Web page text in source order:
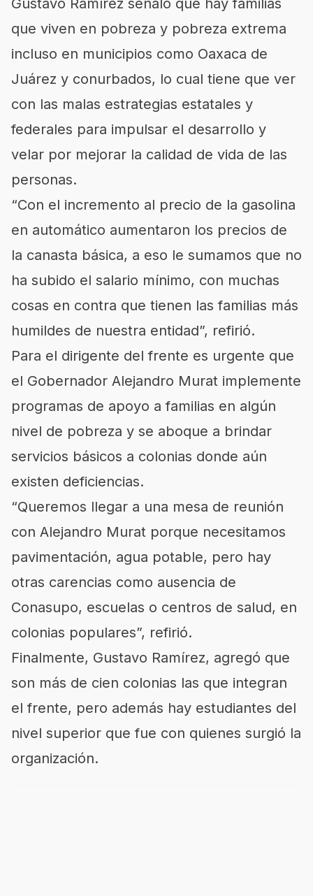
Gustavo Ramírez señaló qué hay familias
que viven en pobreza y pobreza extrema
incluso en municipios como Oaxaca de
Juárez y conurbados, lo cual tiene que ver
con las malas estrategias estatales y
federales para impulsar el desarrollo y
velar por mejorar la calidad de vida de las
personas.
“Con el incremento al precio de la gasolina
en automático aumentaron los precios de
la canasta básica, a eso le sumamos que no
ha subido el salario mínimo, con muchas
cosas en contra que tienen las familias más
humildes de nuestra entidad”, refirió.
Para el dirigente del frente es urgente que
el Gobernador Alejandro Murat implemente
programas de apoyo a familias en algún
nivel de pobreza y se aboque a brindar
servicios básicos a colonias donde aún
existen deficiencias.
“Queremos llegar a una mesa de reunión
con Alejandro Murat porque necesitamos
pavimentación, agua potable, pero hay
otras carencias como ausencia de
Conasupo, escuelas o centros de salud, en
colonias populares”, refirió.
Finalmente, Gustavo Ramírez, agregó que
son más de cien colonias las que integran
el frente, pero además hay estudiantes del
nivel superior que fue con quienes surgió la
organización.